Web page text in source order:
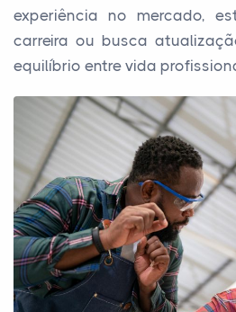
experiência no mercado,
carreira ou busca
equilíbrio entre vida